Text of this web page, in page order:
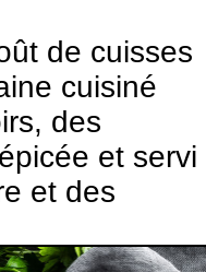
de cuisses
cuisiné
des
et servi
et des